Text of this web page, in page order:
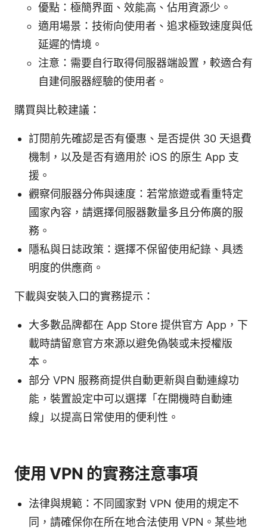
優點：極簡界面、效能高、佔用資源少。
適用場景：技術向使用者、追求極致速度與低
延遲的情境。
注意：需要自行取得伺服器端設置，較適合有
自建伺服器經驗的使用者。
購買與比較建議：
訂閱前先確認是否有優惠、是否提供 30 天退費
機制，以及是否有適用於 iOS 的原生 App 支
援。
觀察伺服器分佈與速度：若常旅遊或看重特定
國家內容，請選擇伺服器數量多且分佈廣的服
務。
隱私與日誌政策：選擇不保留使用紀錄、具透
明度的供應商。
下載與安裝入口的實務提示：
大多數品牌都在 App Store 提供官方 App，下
載時請留意官方來源以避免偽裝或未授權版
本。
部分 VPN 服務商提供自動更新與自動連線功
能，裝置設定中可以選擇「在開機時自動連
線」以提高日常使用的便利性。
使用 VPN 的實務注意事項
法律與規範：不同國家對 VPN 使用的規定不
同，請確保你在所在地合法使用 VPN。某些地